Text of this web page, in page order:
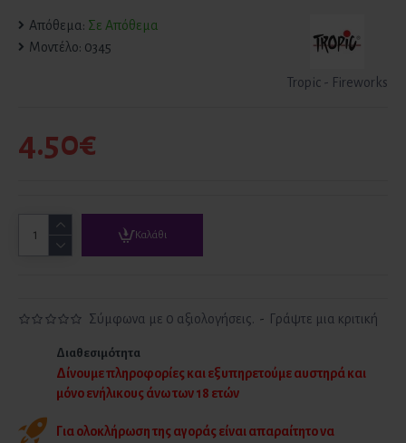
Απόθεμα: Σε Απόθεμα
Μοντέλο: 0345
Tropic - Fireworks
Σύμφωνα με 0 αξιολογήσεις. - Γράψτε μια κριτική
4.50€
Καλάθι
Διαθεσιμότητα
Δίνουμε πληροφορίες και εξυπηρετούμε αυστηρά και
μόνο ενήλικους άνω των 18 ετών
Για ολοκλήρωση της αγοράς είναι απαραίτητο να